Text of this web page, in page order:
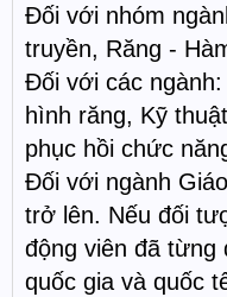
Đối với nhóm
truyền, Răng -
Đối với các
hình răng, Kỹ
phục hồi chức
Đối với ngành
trở lên. Nếu đối
động viên đã từng
quốc gia và quốc